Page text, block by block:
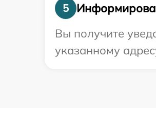
5
Вы получите
указанному